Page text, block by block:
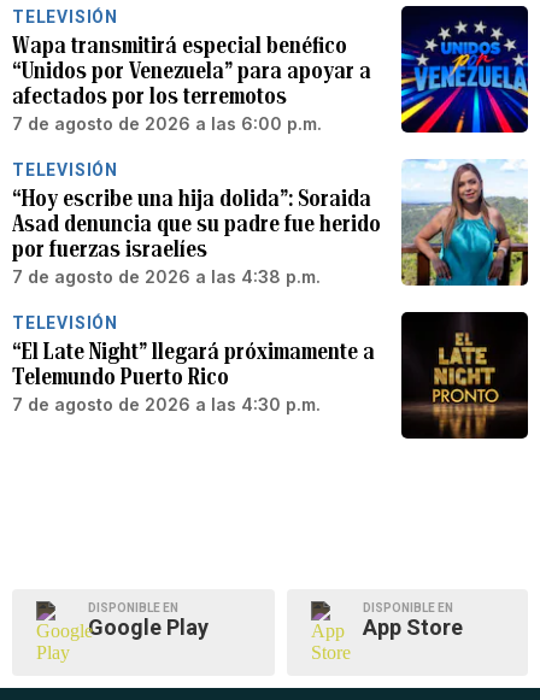
TELEVISIÓN
Wapa transmitirá especial benéfico
“Unidos por Venezuela” para apoyar a
afectados por los terremotos
7 de agosto de 2026 a las 6:00 p.m.
TELEVISIÓN
“Hoy escribe una hija dolida”: Soraida
Asad denuncia que su padre fue herido
por fuerzas israelíes
7 de agosto de 2026 a las 4:38 p.m.
TELEVISIÓN
“El Late Night” llegará próximamente a
Telemundo Puerto Rico
7 de agosto de 2026 a las 4:30 p.m.
DISPONIBLE EN
Google Play
DISPONIBLE EN
App Store